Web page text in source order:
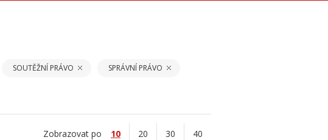
SOUTĚŽNÍ PRÁVO SPRÁVNÍ PRÁVO
Zobrazovat po 10 20 30 40